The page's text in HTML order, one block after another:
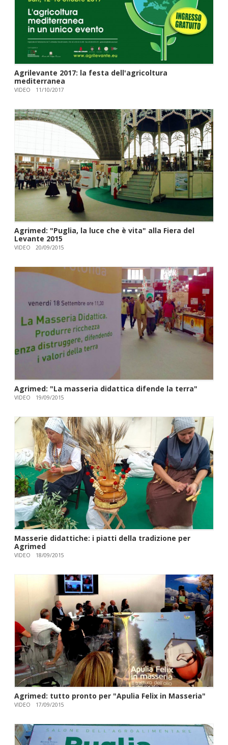
Agrilevante 2017: la festa dell'agricoltura
mediterranea
VIDEO 11/10/2017
Agrimed: "Puglia, la luce che è vita" alla Fiera del
Levante 2015
VIDEO 20/09/2015
Agrimed: "La masseria didattica difende la terra"
VIDEO 19/09/2015
Masserie didattiche: i piatti della tradizione per
Agrimed
VIDEO 18/09/2015
Agrimed: tutto pronto per "Apulia Felix in Masseria"
VIDEO 17/09/2015